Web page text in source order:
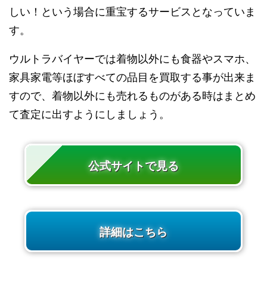
しい！という場合に重宝するサービスとなっていま
す。
ウルトラバイヤーでは着物以外にも食器やスマホ、
家具家電等ほぼすべての品目を買取する事が出来ま
すので、着物以外にも売れるものがある時はまとめ
て査定に出すようにしましょう。
公式サイトで見る
詳細はこちら